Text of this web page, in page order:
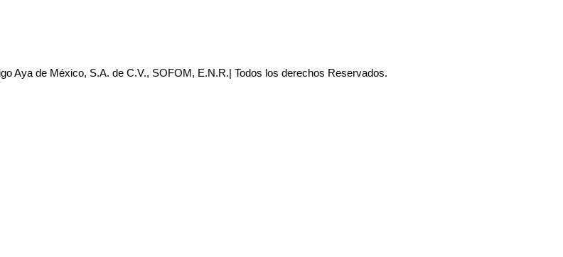
Aya de México, S.A. de C.V., SOFOM, E.N.R.| Todos los derechos Reservados.